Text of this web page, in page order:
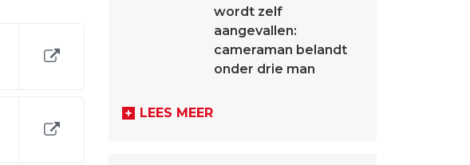
wordt zelf
aangevallen:
cameraman belandt
onder drie man
LEES MEER